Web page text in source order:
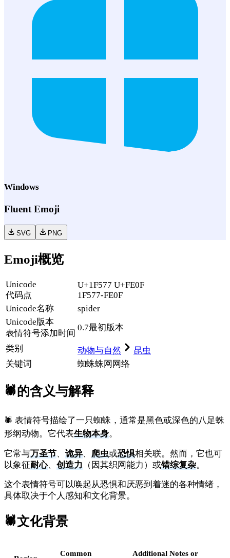
Windows
Fluent Emoji
SVG PNG
Emoji概览
Unicode
代码点
U+1F577 U+FE0F
1F577-FE0F
Unicode名称
spider
Unicode版本
表情符号添加时间
0.7最初版本
类别 动物与自然
昆虫
关键词
蜘蛛蛛网 网络
🕷️的含义与解释
🕷️ 表情符号描绘了一只蜘蛛，通常是黑色或深色的八足蛛
形纲动物。它代表生物本身。
它常与万圣节、 诡异、 爬虫或恐惧相关联。然而，它也可
以象征耐心、 创造力 （因其织网能力）或错综复杂。
这个表情符号可以唤起从恐惧和厌恶到着迷的各种情绪，
具体取决于个人感知和文化背景。
🕷️文化背景
Common
Additional Notes or